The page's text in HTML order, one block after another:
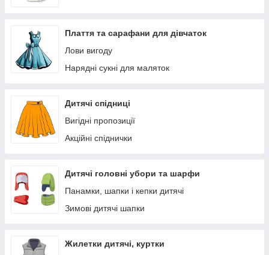
Плаття та сарафани для дівчаток
Лови вигоду
Нарядні сукні для маляток
Дитячі спідниці
Вигідні пропозиції
Акційні спіднички
Дитячі головні убори та шарфи
Панамки, шапки і кепки дитячі
Зимові дитячі шапки
Жилетки дитячі, куртки